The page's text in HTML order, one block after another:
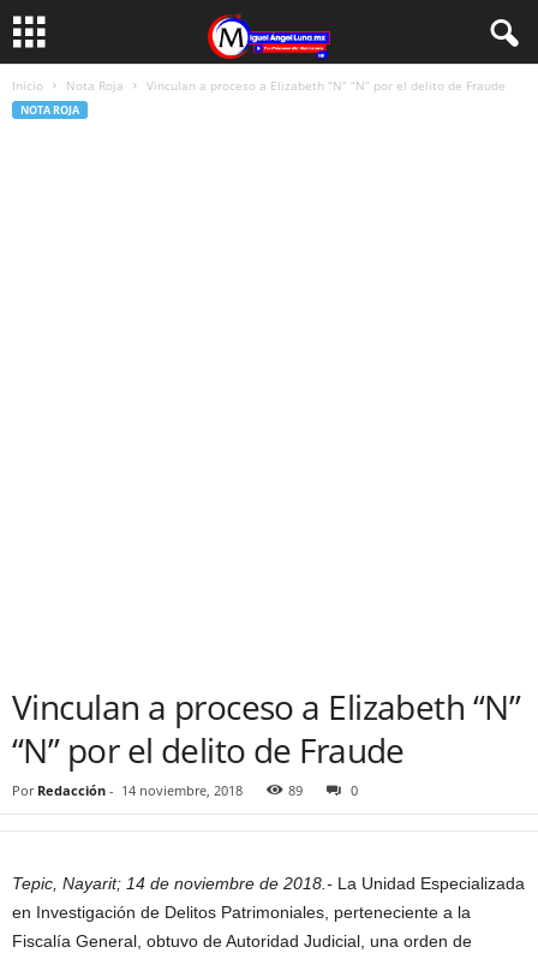
Inicio Nota Roja Vinculan a proceso a Elizabeth “N” “N” por el delito de Fraude
NOTA ROJA
Vinculan a proceso a Elizabeth “N”
“N” por el delito de Fraude
Por Redacción - 14 noviembre, 2018 89 0
Tepic, Nayarit; 14 de noviembre de 2018.- La Unidad Especializada
en Investigación de Delitos Patrimoniales, perteneciente a la
Fiscalía General, obtuvo de Autoridad Judicial, una orden de